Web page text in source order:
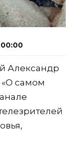
00:00
Александр
самом